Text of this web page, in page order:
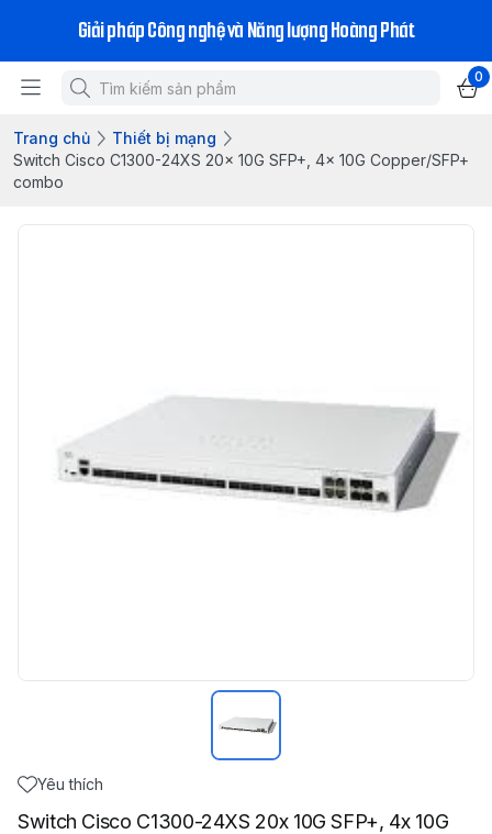
Giải pháp Công nghệ và Năng lượng Hoàng Phát
0
Trang chủ
Thiết bị mạng
Switch Cisco C1300-24XS 20x 10G SFP+, 4x 10G Copper/SFP+
combo
Yêu thích
Switch Cisco C1300-24XS 20x 10G SFP+, 4x 10G